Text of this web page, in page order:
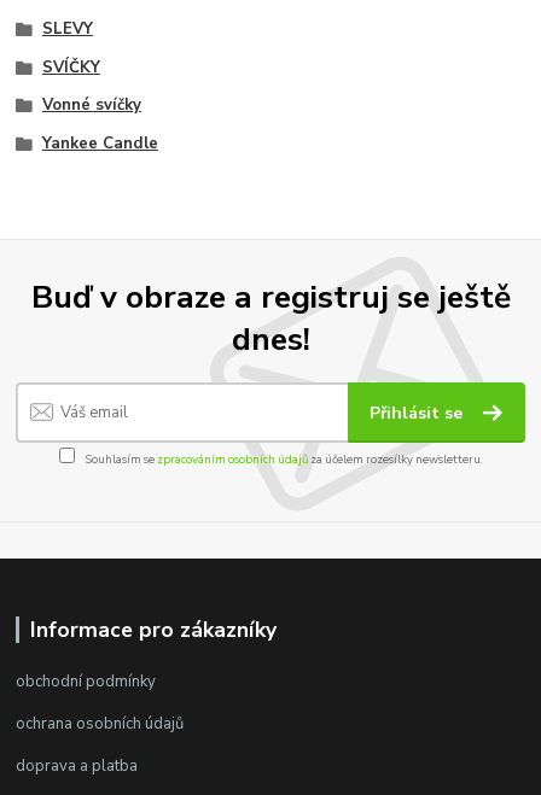
SLEVY
SVÍČKY
Vonné svíčky
Yankee Candle
Buď v obraze a registruj se ještě
dnes!
Přihlásit se
Souhlasím se zpracováním osobních údajůza účelem rozesílky newsletteru.
Informace pro zákazníky
obchodní podmínky
ochrana osobních údajů
doprava a platba